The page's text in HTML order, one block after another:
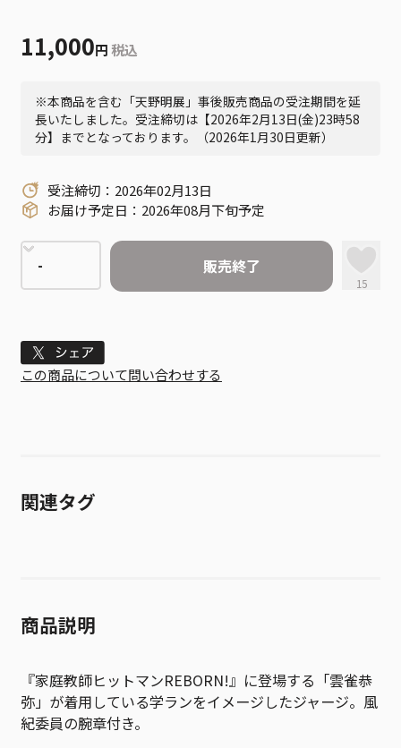
11,000円 税込
※本商品を含む「天野明展」事後販売商品の受注期間を延
長いたしました。受注締切は【2026年2月13日(金)23時58
分】までとなっております。（2026年1月30日更新）
受注締切：2026年02月13日
お届け予定日：2026年08月下旬予定
販売終了
15
Tweet
この商品について問い合わせする
関連タグ
商品説明
『家庭教師ヒットマンREBORN!』に登場する「雲雀恭
弥」が着用している学ランをイメージしたジャージ。風
紀委員の腕章付き。